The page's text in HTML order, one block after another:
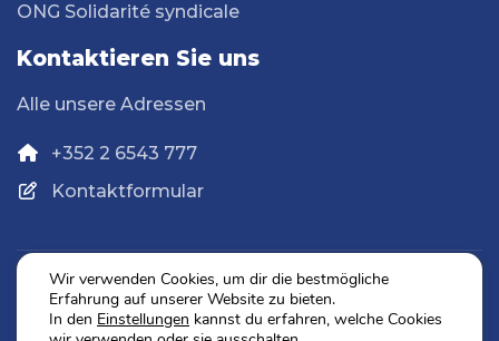
ONG Solidarité syndicale
Kontaktieren Sie uns
Alle unsere Adressen
+352 2 6543 777
Kontaktformular
Datenschutz
Impressum
Wir verwenden Cookies, um dir die bestmögliche
Erfahrung auf unserer Website zu bieten.
In den Einstellungen kannst du erfahren, welche Cookies